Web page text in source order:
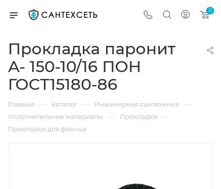
0
Прокладка паронит
А- 150-10/16 ПОН
ГОСТ15180-86
Главная — Каталог — Инженерная сантехника —
Уплотнительные материалы — Прокладки —
Прокладки для фланца